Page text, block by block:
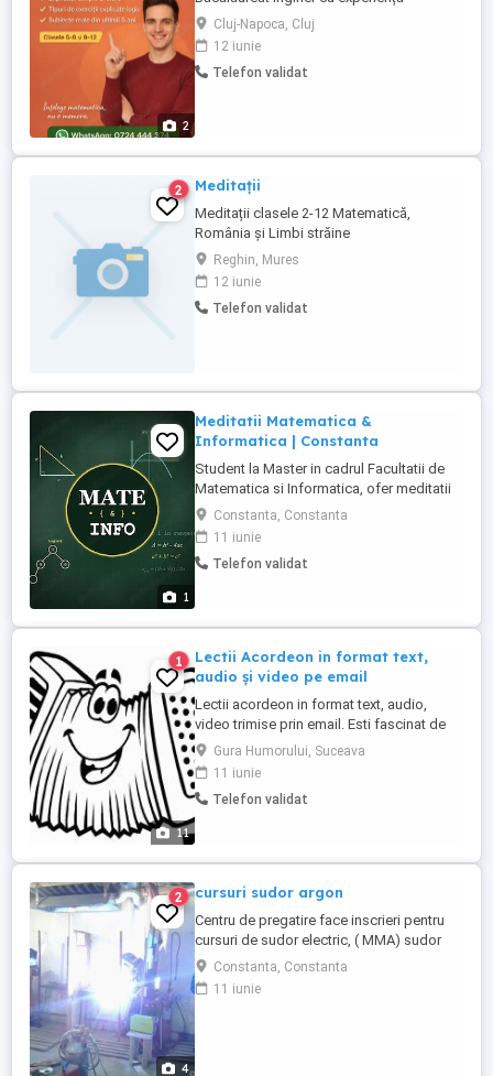
2
pedagogică în Matematică și Logică ofer
meditații pentru elevi: clasele V-VIII
consolidare și pregătire pentru Evaluarea
Națională clasele IX-XII pregătire serioasă
Cluj-Napoca, Cluj
12 iunie
Telefon validat
2 Meditații
Meditații clasele 2-12 Matematică,
România și Limbi străine
Reghin, Mures
12 iunie
Telefon validat
1
Meditatii Matematica &
Informatica | Constanta
Student la Master in cadrul Facultatii de
Matematica si Informatica, ofer meditatii
la matematica si informatica pentru elevi,
precum si asistenta tehnica. Ajut la
intelegerea clara a materiei, consolidarea
cunostintelor, teme si pregatire intensiva
Constanta, Constanta
11 iunie
Telefon validat
11
1
Lectii Acordeon in format text,
audio și video pe email
Lectii acordeon in format text, audio,
video trimise prin email. Esti fascinat de
muzica la acordeon? Doresti sa devii
acordeonist si nu ai timpul necesar si bani
pentru studiul la scoala sau cu un
profesor particular? AICI GASESTI
Gura Humorului, Suceava
11 iunie
Telefon validat
4
2 cursuri sudor argon
Centru de pregatire face inscrieri pentru
cursuri de sudor electric, ( MMA) sudor
co2 (MIG/MAG), si sudor argon, (tig/wig),
Cursurile incep in perioada 1-15 ale
fiecarei luni. Se face practica in atelierul
Constanta, Constanta
11 iunie